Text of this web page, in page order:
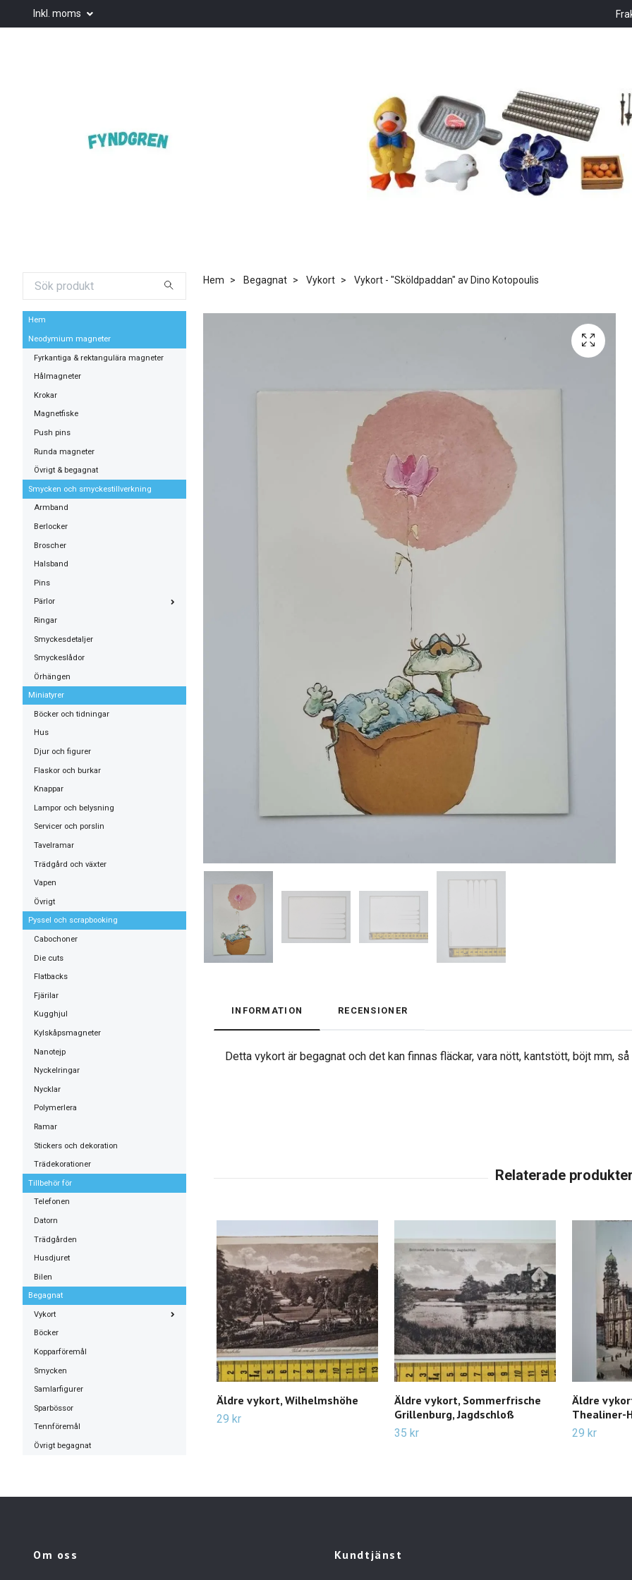
Inkl. moms
Hem
Neodymium magneter
Fyrkantiga & rektangulära magneter
Hålmagneter
Krokar
Magnetfiske
Push pins
Runda magneter
Övrigt & begagnat
Smycken och smyckestillverkning
Armband
Berlocker
Broscher
Halsband
Pins
Pärlor
Ringar
Smyckesdetaljer
Smyckeslådor
Örhängen
Miniatyrer
Böcker och tidningar
Hus
Djur och figurer
Flaskor och burkar
Knappar
Lampor och belysning
Servicer och porslin
Tavelramar
Trädgård och växter
Vapen
Övrigt
Pyssel och scrapbooking
Cabochoner
Die cuts
Flatbacks
Fjärilar
Kugghjul
Kylskåpsmagneter
Nanotejp
Nyckelringar
Nycklar
Polymerlera
Ramar
Stickers och dekoration
Trädekorationer
Tillbehör för
Telefonen
Datorn
Trädgården
Husdjuret
Bilen
Begagnat
Vykort
Böcker
Kopparföremål
Smycken
Samlarfigurer
Sparbössor
Tennföremål
Övrigt begagnat
Hem Begagnat Vykort Vykort - "Sköldpaddan" av Dino Kotopoulis
INFORMATION RECENSIONER
Detta vykort är begagnat och det kan finnas fläckar, vara nött, kantstött, böjt mm,
Äldre vykort, Wilhelmshöhe
29 kr
Äldre vykort, Sommerfrische
Grillenburg, Jagdschloß
35 kr
Äldre
Thealiner-
29 kr
Om oss Kundtjänst